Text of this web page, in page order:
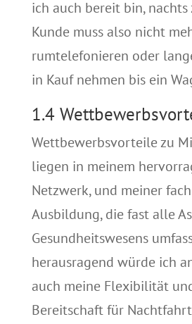
ich auch bereit bin, nachts
Kunde muss also nicht
rumtelefonieren oder
in Kauf nehmen bis ein
1.4
Wettbewerbsvorteile zu
liegen in meinem
Netzwerk, und meiner
Ausbildung, die fast alle
Gesundheitswesens
herausragend würde ich
auch meine Flexibilität
Bereitschaft für